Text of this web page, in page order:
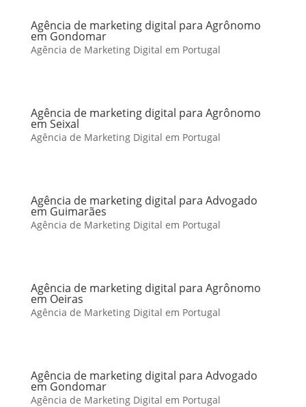
Agência de marketing digital para Agrônomo
em Gondomar
Agência de Marketing Digital em Portugal
Agência de marketing digital para Agrônomo
em Seixal
Agência de Marketing Digital em Portugal
Agência de marketing digital para Advogado
em Guimarães
Agência de Marketing Digital em Portugal
Agência de marketing digital para Agrônomo
em Oeiras
Agência de Marketing Digital em Portugal
Agência de marketing digital para Advogado
em Gondomar
Agência de Marketing Digital em Portugal